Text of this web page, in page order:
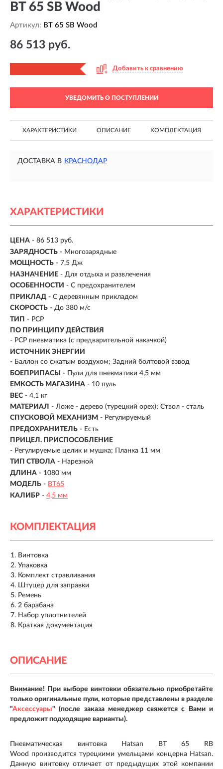
BT 65 SB Wood
Артикул: BT 65 SB Wood
86 513 руб.
Добавить к сравнению
УВЕДОМИТЬ О ПОСТУПЛЕНИИ
ХАРАКТЕРИСТИКИ ОПИСАНИЕ КОМПЛЕКТАЦИЯ
ДОСТАВКА В КРАСНОДАР
ХАРАКТЕРИСТИКИ
ЦЕНА - 86 513 руб.
ЗАРЯДНОСТЬ - Многозарядные
МОЩНОСТЬ - 7,5 Дж
НАЗНАЧЕНИЕ - Для отдыха и развлечения
ОСОБЕННОСТИ - С предохранителем
ПРИКЛАД - С деревянным прикладом
СКОРОСТЬ - До 380 м/с
ТИП - PCP
ПО ПРИНЦИПУ ДЕЙСТВИЯ
- PCP пневматика (с предварительной накачкой)
ИСТОЧНИК ЭНЕРГИИ
- Баллон со сжатым воздухом; Задний болтовой взвод
БОЕПРИПАСЫ
- Пули для пневматики 4,5 мм
ЕМКОСТЬ МАГАЗИНА - 10 пуль
ВЕС - 4,1 кг
МАТЕРИАЛ - Ложе - дерево (турецкий орех); Ствол - сталь
СПУСКОВОЙ МЕХАНИЗМ - Регулируемый
ПРЕДОХРАНИТЕЛЬ - Есть
ПРИЦЕЛ. ПРИСПОСОБЛЕНИЕ
- Регулируемые целик и мушка; Планка 11 мм
ТИП СТВОЛА - Нарезной
ДЛИНА - 1080 мм
МОДЕЛЬ - BT65
КАЛИБР - 4,5 мм
КОМПЛЕКТАЦИЯ
Винтовка
Упаковка
Комплект стравливания
Штуцер для заправки
Ремень
2 барабана
Набор уплотнителей
Краткая документация
ОПИСАНИЕ
Внимание! При выборе винтовки обязательно приобретайте
только оригинальные пули, которые представлены в разделе
"Аксессуары" (после заказа менеджер свяжется с Вами и
предложит подходящие варианты).
Пневматическая винтовка Hatsan BT 65 RB
Wood производится турецкими умельцами концерна Hatsan.
Данную винтовку отличает от предыдущих этой компании